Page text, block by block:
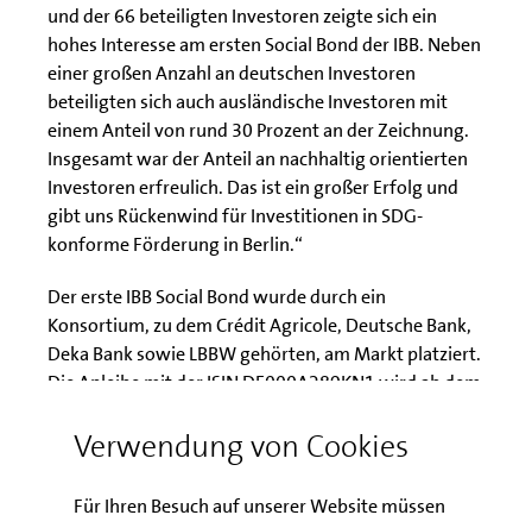
Verwendung von Cookies
Für Ihren Besuch auf unserer Website müssen
und der 66 beteiligten Investoren zeigte sich ein
hohes Interesse am ersten Social Bond der IBB. Neben
einer großen Anzahl an deutschen Investoren
beteiligten sich auch ausländische Investoren mit
einem Anteil von rund 30 Prozent an der Zeichnung.
Insgesamt war der Anteil an nachhaltig orientierten
Investoren erfreulich. Das ist ein großer Erfolg und
gibt uns Rückenwind für Investitionen in SDG-
konforme Förderung in Berlin.“
Der erste IBB Social Bond wurde durch ein
Konsortium, zu dem Crédit Agricole, Deutsche Bank,
Deka Bank sowie LBBW gehörten, am Markt platziert.
Die Anleihe mit der ISIN DE000A289KN1 wird ab dem
zugelassen sein. Die Mindeststückelung beträgt